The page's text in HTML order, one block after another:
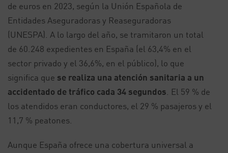
de euros en 2023, según la Unión Española de
Entidades Aseguradoras y Reaseguradoras
(UNESPA). A lo largo del año, se tramitaron un total
de 60.248 expedientes en España (el 63,4% en el
sector privado y el 36,6%, en el público), lo que
significa que se realiza una atención sanitaria a un
accidentado de tráfico cada 34 segundos . El 59 % de
los atendidos eran conductores, el 29 % pasajeros y el
11,7 % peatones.
Aunque España ofrece una cobertura universal a